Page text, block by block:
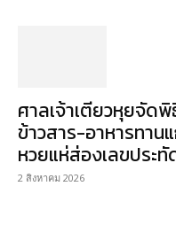
ศาลเจ้าเตียวหุยจัด
ข้าวสาร-อาหารทาน
หวยแห่ส่องเลขประทั
2 สิงหาคม 2026